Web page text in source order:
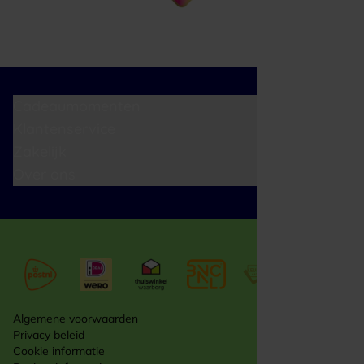
Algemene voorwaarden
Privacy beleid
Cookie informatie